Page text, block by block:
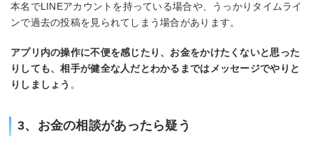
本名でLINEアカウントを持っている場合や、うっかりタイムライ
ンで過去の投稿を見られてしまう場合があります。
アプリ内の操作に不便を感じたり、お金をかけたくないと思った
りしても、相手が健全な人だとわかるまではメッセージでやりと
りしましょう 。
3、お金の相談があったら疑う